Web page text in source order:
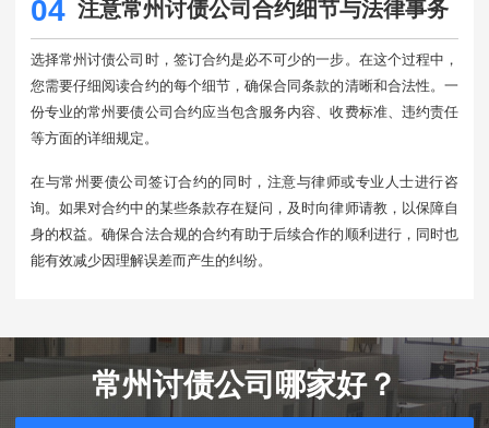
04 注意常州讨债公司合约细节与法律事务
选择常州讨债公司时，签订合约是必不可少的一步。在这个过程中，
您需要仔细阅读合约的每个细节，确保合同条款的清晰和合法性。一
份专业的常州要债公司合约应当包含服务内容、收费标准、违约责任
等方面的详细规定。
在与常州要债公司签订合约的同时，注意与律师或专业人士进行咨
询。如果对合约中的某些条款存在疑问，及时向律师请教，以保障自
身的权益。确保合法合规的合约有助于后续合作的顺利进行，同时也
能有效减少因理解误差而产生的纠纷。
常州讨债公司哪家好？